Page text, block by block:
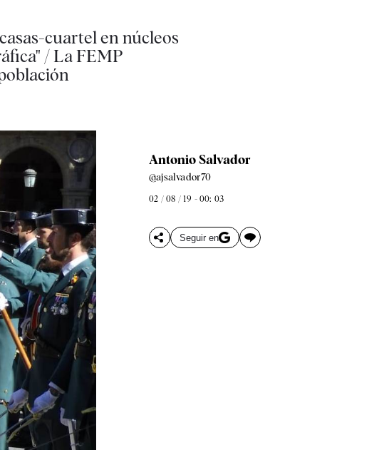
cuartel en núcleos
/ La FEMP
Antonio Salvador
@ajsalvador70
02 / 08 / 19 - 00: 03
Seguir en